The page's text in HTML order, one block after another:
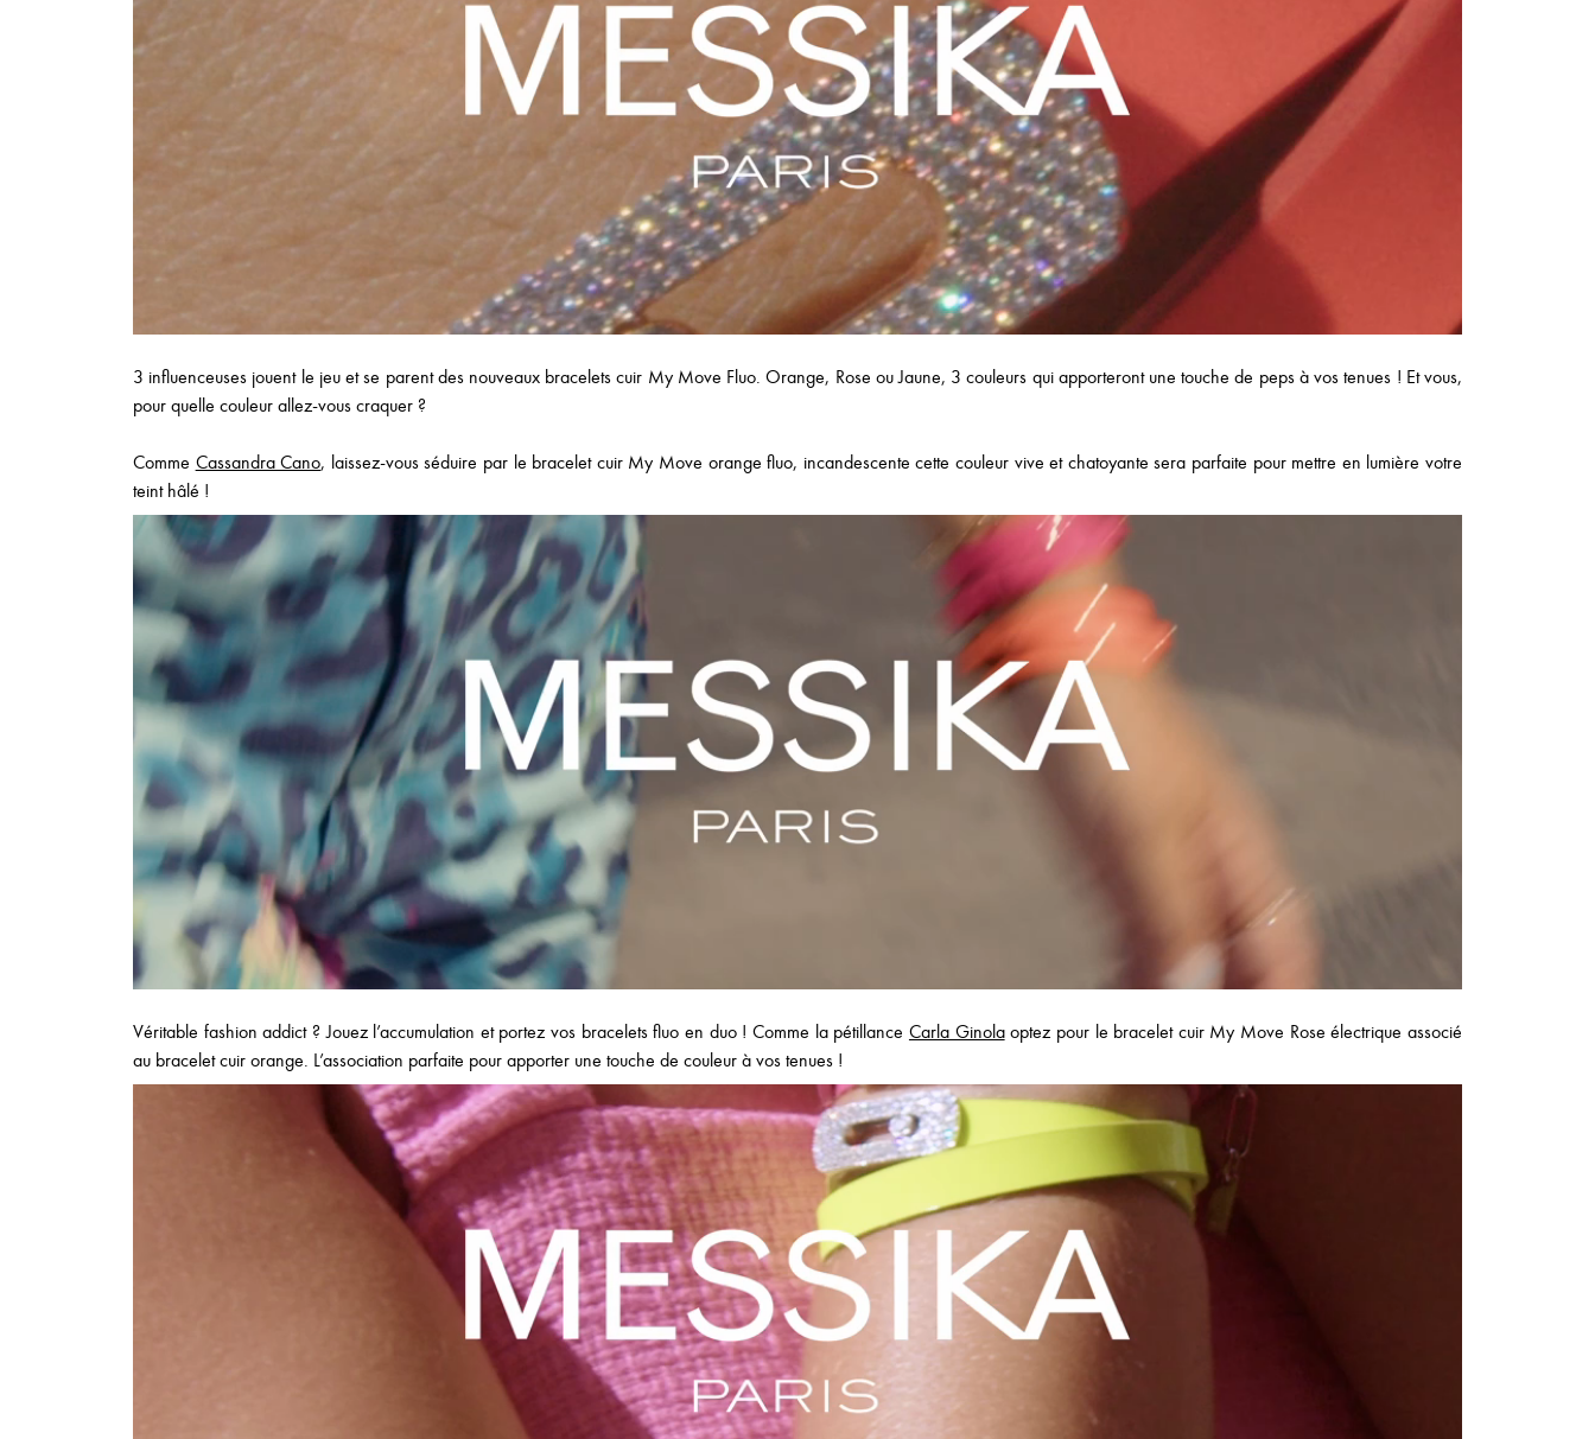
3 influenceuses jouent le jeu et se parent des nouveaux bracelets cuir My Move Fluo. Orange, Rose ou Jaune, 3 couleurs qui apporteront une touche de peps à vos tenues ! Et vous,
pour quelle couleur allez-vous craquer ?
Comme Cassandra Cano, laissez-vous séduire par le bracelet cuir My Move orange fluo, incandescente cette couleur vive et chatoyante sera parfaite pour mettre en lumière votre
teint hâlé !
Véritable fashion addict ? Jouez l’accumulation et portez vos bracelets fluo en duo ! Comme la pétillance Carla Ginolaoptez pour le bracelet cuir My Move Rose électrique associé
au bracelet cuir orange. L’association parfaite pour apporter une touche de couleur à vos tenues !